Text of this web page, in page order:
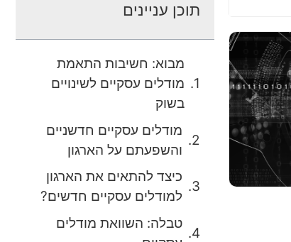
תוכן עניינים
מבוא: חשיבות התאמת
מודלים עסקיים לשינויים
בשוק
מודלים עסקיים חדשניים
והשפעתם על הארגון
כיצד להתאים את הארגון
למודלים עסקיים חדשים?
טבלה: השוואת מודלים